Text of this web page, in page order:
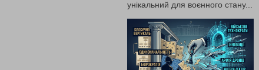
унікальний для воєнного стану...